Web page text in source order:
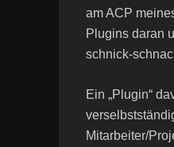
am ACP
Plugins daran
schnick-
Ein „Plugin“
Mitarbeiter/